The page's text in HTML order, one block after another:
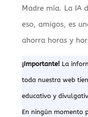
Madre mía. La IA
eso, amigos, es
ahorra horas y
¡Importante! La
toda nuestra web
educativo y
En ningún momento